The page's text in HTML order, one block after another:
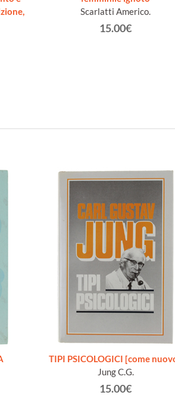
Scarlatti Americo.
15.00€
TIPI PSICOLOGICI [come
Jung C.G.
15.00€